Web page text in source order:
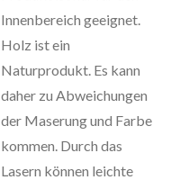
Innenbereich geeignet.
Holz ist ein
Naturprodukt. Es kann
daher zu Abweichungen
der Maserung und Farbe
kommen. Durch das
Lasern können leichte